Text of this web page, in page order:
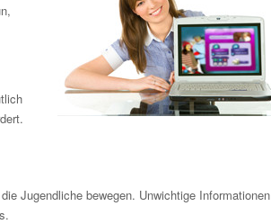
Jugendliche bewegen. Unwichtige Informationen